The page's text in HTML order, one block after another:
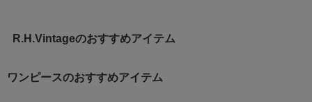
R.H.Vintageのおすすめアイテム
ワンピースのおすすめアイテム